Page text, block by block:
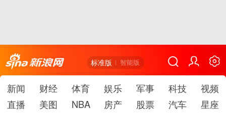
标准版 智能版
新闻 财经 体育 娱乐 军事 科技
视频
直播
美图 NBA 房产 股票 汽车
星座